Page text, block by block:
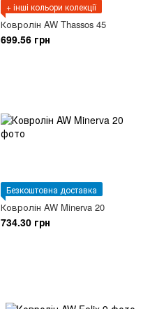
+ інші кольори колекції
Ковролін AW Thassos 45
699.56 грн
Безкоштовна доставка
Ковролін AW Minerva 20
734.30 грн